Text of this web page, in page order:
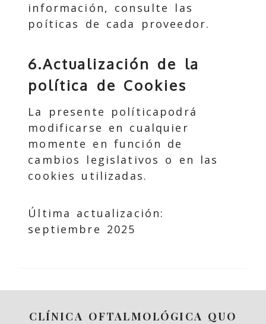
información, consulte las
poíticas de cada proveedor.
6.Actualización de la
política de Cookies
La presente políticapodrá
modificarse en cualquier
momente en función de
cambios legislativos o en las
cookies utilizadas.
Última actualización:
septiembre 2025
CLÍNICA OFTALMOLÓGICA QUO